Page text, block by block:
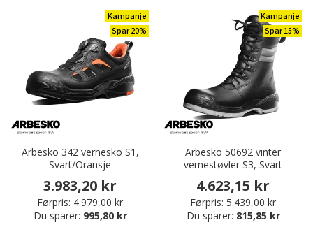
Kampanje
Spar 20%
Arbesko 342 vernesko S1,
Svart/Oransje
3.983,20 kr
Førpris: 4.979,00 kr
Du sparer: 995,80 kr
Kampanje
Spar 15%
Arbesko 50692 vinter
vernestøvler S3, Svart
4.623,15 kr
Førpris: 5.439,00 kr
Du sparer: 815,85 kr